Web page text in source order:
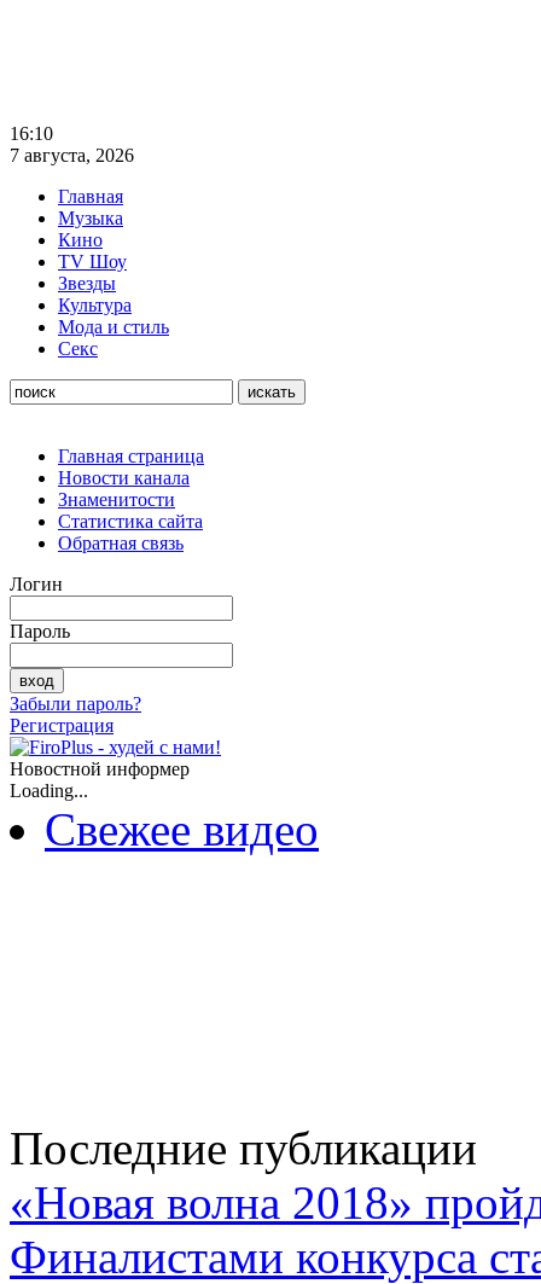
16:10
7 августа, 2026
Главная
Музыка
Кино
TV Шоу
Звезды
Культура
Мода и стиль
Секс
Главная страница
Новости канала
Знаменитости
Статистика сайта
Обратная связь
Логин
Пароль
Забыли пароль?
Регистрация
Новостной информер
Loading...
Свежее видео
Последние публикации
«Новая волна 2018»
Финалистами конкурса